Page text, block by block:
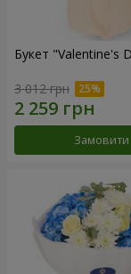
Букет "Valentine's
3 012 грн
Замовити